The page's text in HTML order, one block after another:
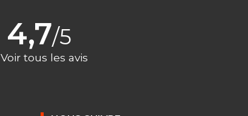
4,7/5
Voir tous les avis